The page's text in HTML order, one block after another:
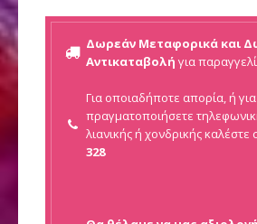
Δωρεάν Μεταφορικά και
Αντικαταβολή για
Για οποιαδήποτε απορία, ή
πραγματοποιήσετε
λιανικής ή χονδρικής καλέστε
328